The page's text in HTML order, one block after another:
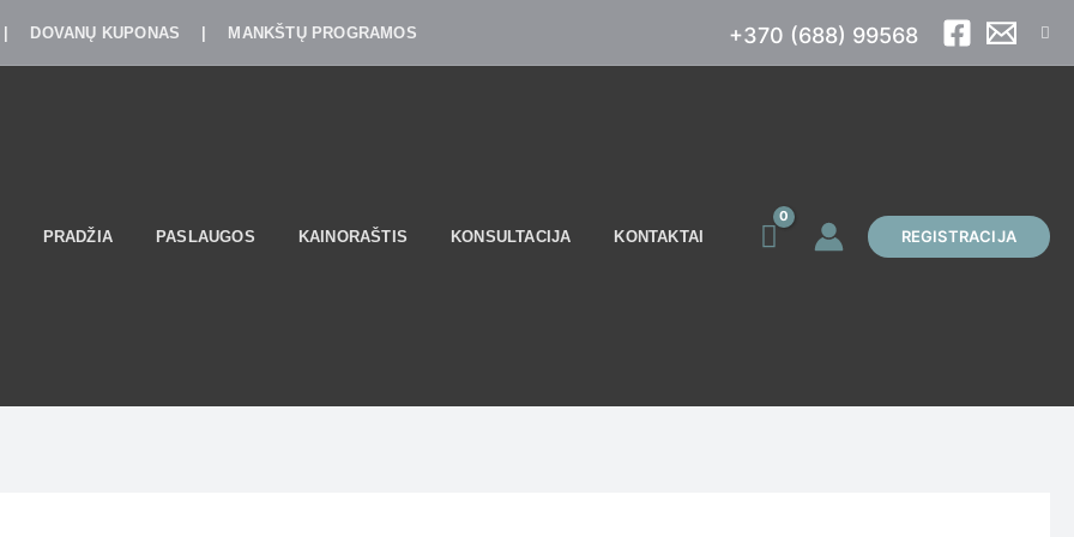
| DOVANŲ KUPONAS | MANKŠTŲ PROGRAMOS +370 (688) 99568
PRADŽIA PASLAUGOS KAINORAŠTIS KONSULTACIJA KONTAKTAI REGISTRACIJA